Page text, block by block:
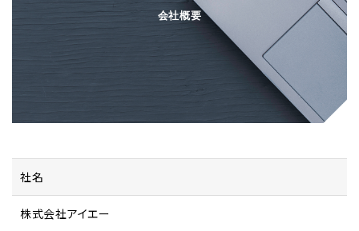
会社概要
社名
株式会社アイエー